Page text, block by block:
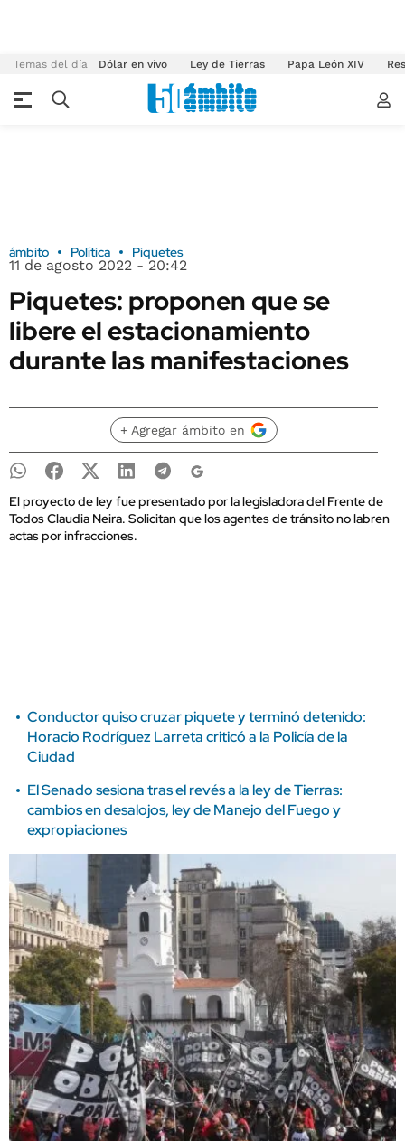
Temas del día Dólar en vivo Ley de Tierras Papa León XIV
ámbito Política Piquetes
11 de agosto 2022 - 20:42
Piquetes: proponen que se
libere el estacionamiento
durante las manifestaciones
+ Agregar ámbito en
El proyecto de ley fue presentado por la legisladora del Frente de
Todos Claudia Neira. Solicitan que los agentes de tránsito no labren
actas por infracciones.
Conductor quiso cruzar piquete y terminó detenido:
Horacio Rodríguez Larreta criticó a la Policía de la
Ciudad
El Senado sesiona tras el revés a la ley de Tierras:
cambios en desalojos, ley de Manejo del Fuego y
expropiaciones